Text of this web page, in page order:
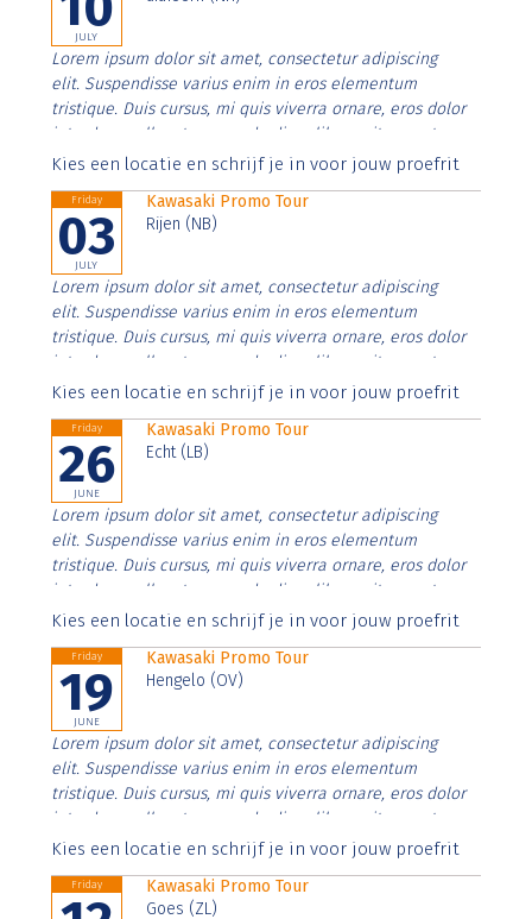
JULY
Lorem ipsum dolor sit amet, consectetur adipiscing
elit. Suspendisse varius enim in eros elementum
tristique. Duis cursus, mi quis viverra ornare, eros dolor
interdum nulla, ut commodo diam libero vitae erat.
Aenean faucibus nibh et justo cursus id rutrum lorem
Kies een locatie en schrijf je in voor jouw proefrit
Friday
03
JULY
Kawasaki Promo Tour
Rijen (NB)
Lorem ipsum dolor sit amet, consectetur adipiscing
elit. Suspendisse varius enim in eros elementum
tristique. Duis cursus, mi quis viverra ornare, eros dolor
interdum nulla, ut commodo diam libero vitae erat.
Aenean faucibus nibh et justo cursus id rutrum lorem
Kies een locatie en schrijf je in voor jouw proefrit
Friday
26
JUNE
Kawasaki Promo Tour
Echt (LB)
Lorem ipsum dolor sit amet, consectetur adipiscing
elit. Suspendisse varius enim in eros elementum
tristique. Duis cursus, mi quis viverra ornare, eros dolor
interdum nulla, ut commodo diam libero vitae erat.
Aenean faucibus nibh et justo cursus id rutrum lorem
Kies een locatie en schrijf je in voor jouw proefrit
Friday
19
JUNE
Kawasaki Promo Tour
Hengelo (OV)
Lorem ipsum dolor sit amet, consectetur adipiscing
elit. Suspendisse varius enim in eros elementum
tristique. Duis cursus, mi quis viverra ornare, eros dolor
interdum nulla, ut commodo diam libero vitae erat.
Aenean faucibus nibh et justo cursus id rutrum lorem
Kies een locatie en schrijf je in voor jouw proefrit
Friday
Kawasaki Promo Tour
Goes (ZL)